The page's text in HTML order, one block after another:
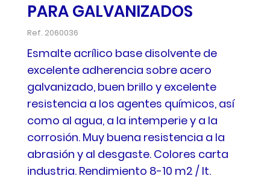
PARA GALVANIZADOS
Ref. 2060036
Esmalte acrílico base disolvente de
excelente adherencia sobre acero
galvanizado, buen brillo y excelente
resistencia a los agentes químicos, así
como al agua, a la intemperie y a la
corrosión. Muy buena resistencia a la
abrasión y al desgaste. Colores carta
industria. Rendimiento 8-10 m2 / lt.